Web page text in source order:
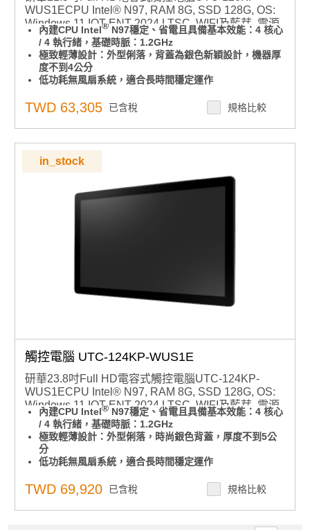
WUS1ECPU Intel® N97, RAM 8G, SSD 128G, OS:
Windows 11 IOT ENT 2024 LTSC, WIFI及藍芽, 電源
線（台灣）
內建CPU Intel® N97穩定、省電且具備基本效能：4 核心
/ 4 執行緒，基礎時脈：1.2GHz
極致輕薄設計：外型俐落，背蓋為銀色新穎設計，機器厚
度不到4公分
低功耗無風扇系統，適合長時間穩定運作
面，讓操作體驗更舒適
前面板達 IP65 防水防塵等級：適用於工廠、廚房、戶外
等多種場合
極簡背蓋設計，支援三向 I/O 走線，佈線整齊清爽，維護
更輕鬆
可橫放也可直立使用，不受空間限制，彈性對應各種需求
支援 VESA 100*100mm 標準壁掛孔：安裝多元，自由擴
充不設限
TWD 63,305 已含稅 規格比較
in_stock
觸控電腦 UTC-124KP-WUS1E
研華23.8吋Full HD電容式觸控電腦UTC-124KP-
WUS1ECPU Intel® N97, RAM 8G, SSD 128G, OS:
Windows 11 IOT ENT 2024 LTSC, WIFI及藍芽, 電源
線（台灣）
內建CPU Intel® N97穩定、省電且具備基本效能：4 核心
/ 4 執行緒，基礎時脈：1.2GHz
極致輕薄設計：外型俐落，時尚銀色背蓋，厚度不到5公
分
低功耗無風扇系統，適合長時間穩定運作
面，讓操作體驗更舒適
前面板達 IP65 防水防塵等級：適用於工廠、廚房、戶外
等多種場合。
TWD 69,920 已含稅 規格比較